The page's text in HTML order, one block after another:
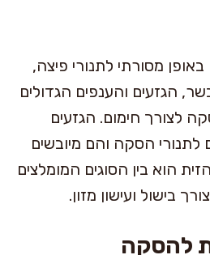
מסורתי לתנורי פיצה,
הגזעים והענפים הגדולים
לצורך חימום. הגזעים
הסקה והם מיובשים
הוא בין הסוגים המומלצים
בישול ועישון מזון.
להסקה